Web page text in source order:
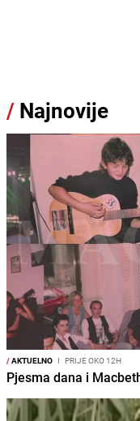
/ Najnovije
/AKTUELNO I PRIJE OKO 12H
Pjesma dana i